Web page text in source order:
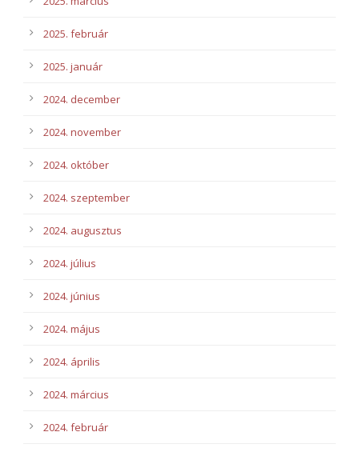
2025. február
2025. január
2024. december
2024. november
2024. október
2024. szeptember
2024. augusztus
2024. július
2024. június
2024. május
2024. április
2024. március
2024. február